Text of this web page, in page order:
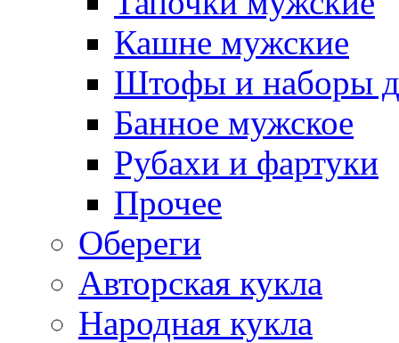
Кашне мужские
Штофы и наборы
Банное мужское
Рубахи и фартуки
Прочее
Обереги
Авторская кукла
Народная кукла